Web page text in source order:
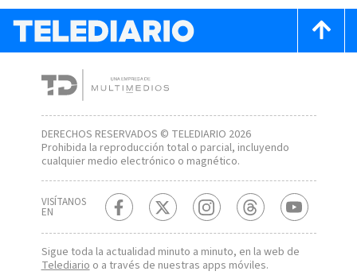
DERECHOS RESERVADOS © TELEDIARIO 2026
Prohibida la reproducción total o parcial, incluyendo
cualquier medio electrónico o magnético.
VISÍTANOS
EN
Sigue toda la actualidad minuto a minuto, en la web de
Telediarioo a través de nuestras apps móviles.